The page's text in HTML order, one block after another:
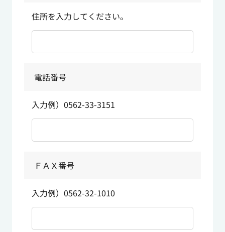
住所を入力してください。
電話番号
入力例）0562-33-3151
ＦＡＸ番号
入力例）0562-32-1010